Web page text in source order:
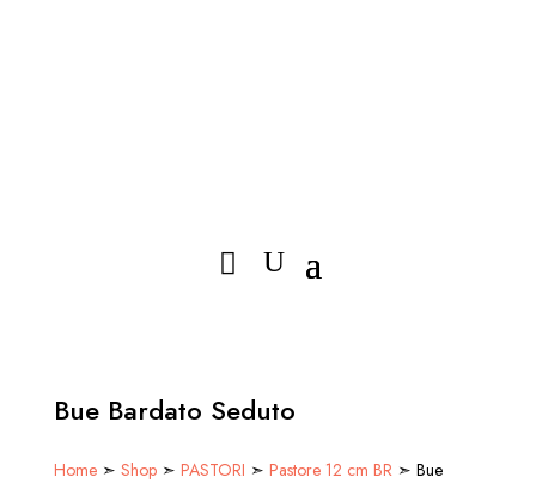
Bue Bardato Seduto
Home➣ Shop➣ PASTORI ➣ Pastore 12 cm BR➣ Bue